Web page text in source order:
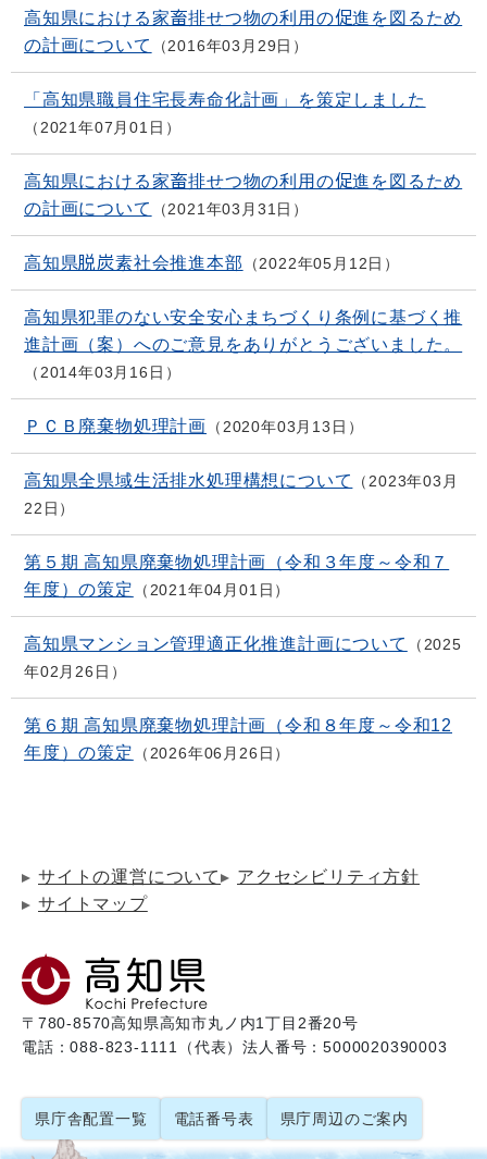
高知県における家畜排せつ物の利用の促進を図るため
の計画について
2016年03月29日
「高知県職員住宅長寿命化計画」を策定しました
2021年07月01日
高知県における家畜排せつ物の利用の促進を図るため
の計画について
2021年03月31日
高知県脱炭素社会推進本部 2022年05月12日
高知県犯罪のない安全安心まちづくり条例に基づく推
進計画（案）へのご意見をありがとうございました。
2014年03月16日
ＰＣＢ廃棄物処理計画 2020年03月13日
高知県全県域生活排水処理構想について
2023年03月
22日
第５期 高知県廃棄物処理計画（令和３年度～令和７
年度）の策定
2021年04月01日
高知県マンション管理適正化推進計画について
2025
年02月26日
第６期 高知県廃棄物処理計画（令和８年度～令和12
年度）の策定
2026年06月26日
サイトの運営について
アクセシビリティ方針
サイトマップ
〒780-8570高知県高知市丸ノ内1丁目2番20号
電話：088-823-1111（代表）法人番号：5000020390003
県庁舎配置一覧 電話番号表 県庁周辺のご案内